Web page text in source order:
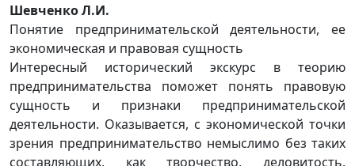
Шевченко Л.И.
Понятие предпринимательской деятельности, ее
экономическая и правовая сущность
Интересный исторический экскурс в теорию
предпринимательства поможет понять правовую
сущность и признаки предпринимательской
деятельности. Оказывается, с экономической точки
зрения предпринимательство немыслимо без таких
составляющих, как творчество, деловитость,